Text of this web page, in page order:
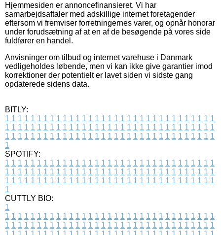
Hjemmesiden er annoncefinansieret. Vi har
samarbejdsaftaler med adskillige internet foretagender
eftersom vi fremviser forretningernes varer, og opnår honorar
under forudsætning af at en af de besøgende på vores side
fuldfører en handel.
Anvisninger om tilbud og internet varehuse i Danmark
vedligeholdes løbende, men vi kan ikke give garantier imod
korrektioner der potentielt er lavet siden vi sidste gang
opdaterede sidens data.
BITLY:
1 1 1 1 1 1 1 1 1 1 1 1 1 1 1 1 1 1 1 1 1 1 1 1 1 1 1 1 1 1 1 1 1
1 1 1 1 1 1 1 1 1 1 1 1 1 1 1 1 1 1 1 1 1 1 1 1 1 1 1 1 1 1 1 1 1
1 1 1 1 1 1 1 1 1 1 1 1 1 1 1 1 1 1 1 1 1 1 1 1 1 1 1 1 1 1 1 1 1
1
SPOTIFY:
1 1 1 1 1 1 1 1 1 1 1 1 1 1 1 1 1 1 1 1 1 1 1 1 1 1 1 1 1 1 1 1 1
1 1 1 1 1 1 1 1 1 1 1 1 1 1 1 1 1 1 1 1 1 1 1 1 1 1 1 1 1 1 1 1 1
1 1 1 1 1 1 1 1 1 1 1 1 1 1 1 1 1 1 1 1 1 1 1 1 1 1 1 1 1 1 1 1 1
1
CUTTLY BIO:
1
1 1 1 1 1 1 1 1 1 1 1 1 1 1 1 1 1 1 1 1 1 1 1 1 1 1 1 1 1 1 1 1 1
1 1 1 1 1 1 1 1 1 1 1 1 1 1 1 1 1 1 1 1 1 1 1 1 1 1 1 1 1 1 1 1 1